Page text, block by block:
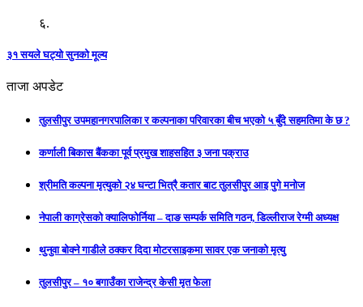
६.
३१ सयले घट्यो सुनको मूल्य
ताजा अपडेट
तुलसीपुर उपमहानगरपालिका र कल्पनाका परिवारका बीच भएको ५ बुँदे सहमतिमा के छ ?
कर्णाली बिकास बैंकका पूर्व प्रमुख शाहसहित ३ जना पक्राउ
श्रीमति कल्पना मृत्युको २४ घन्टा भित्रै कतार बाट तुलसीपुर आइ पुगे मनोज
नेपाली काग्रेसको क्यालिफोर्निया – दाङ सम्पर्क समिति गठन, डिल्लीराज रेग्मी अध्यक्ष
थुनुवा बोक्ने गाडीले ठक्कर दिदा मोटरसाइकमा सावर एक जनाको मृत्यु
तुलसीपुर – १० बगाउँका राजेन्द्र केसी मृत फेला